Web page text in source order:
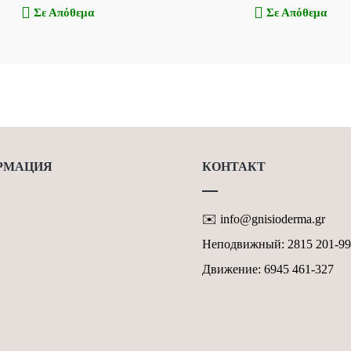
0 Σε Απόθεμα
0 Σε Απόθεμα
КОНТАКТ
✉️ info@gnisioderma.gr
Неподвижный: 2815 201-
Движение: 6945 461-327